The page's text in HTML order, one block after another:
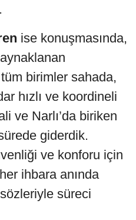
ise konuşmasında,
birimler sahada,
hızlı ve koordineli
ve Narlı’da biriken
giderdik.
ve konforu için
ihbara anında
süreci